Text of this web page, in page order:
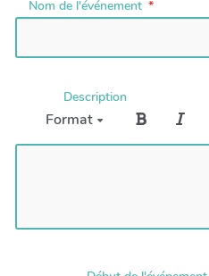
Nom de l'événement
Description
Format